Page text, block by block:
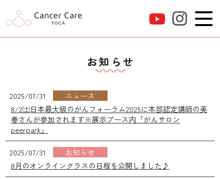
お知らせ
2025/07/31
ニュース
8/2㈯日本最大級のがんフォーラム2025に本部認定講師の美
春さんが参加されます※展示ブース内「がんサロン
peerpark」
2025/07/31
お知らせ
8月のオンラインクラスの日程を公開しました♪